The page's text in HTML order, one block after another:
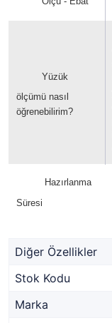
Yüzük
ölçümü nasıl
öğrenebilirim?
Hazırlanma
Süresi
Diğer Özellikler
Stok Kodu
Marka